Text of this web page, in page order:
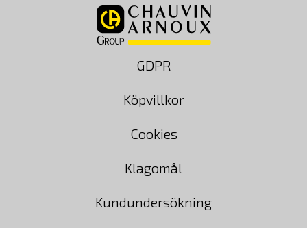
GDPR
Köpvillkor
Cookies
Klagomål
Kundundersökning